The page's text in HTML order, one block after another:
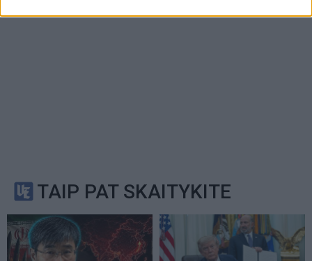
TAIP PAT SKAITYKITE